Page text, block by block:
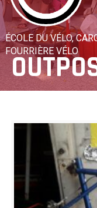
ÉCOLE DU VÉLO,
FOURRIÈRE VÉLO